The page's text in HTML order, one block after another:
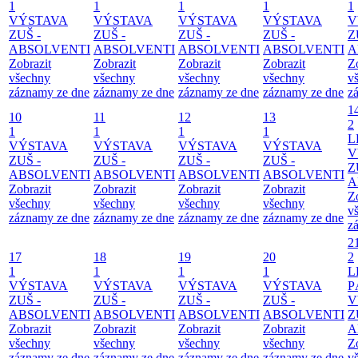
1
VÝSTAVA
ZUŠ -
ABSOLVENTI
Zobrazit
všechny
záznamy ze dne
1
VÝSTAVA
ZUŠ -
ABSOLVENTI
Zobrazit
všechny
záznamy ze dne
1
VÝSTAVA
ZUŠ -
ABSOLVENTI
Zobrazit
všechny
záznamy ze dne
1
VÝSTAVA
ZUŠ -
ABSOLVENTI
Zobrazit
všechny
záznamy ze dne
1
10
1
VÝSTAVA
ZUŠ -
ABSOLVENTI
Zobrazit
všechny
záznamy ze dne
11
1
VÝSTAVA
ZUŠ -
ABSOLVENTI
Zobrazit
všechny
záznamy ze dne
12
1
VÝSTAVA
ZUŠ -
ABSOLVENTI
Zobrazit
všechny
záznamy ze dne
13
1
VÝSTAVA
ZUŠ -
ABSOLVENTI
Zobrazit
všechny
záznamy ze dne
2
17
1
VÝSTAVA
ZUŠ -
ABSOLVENTI
Zobrazit
všechny
18
1
VÝSTAVA
ZUŠ -
ABSOLVENTI
Zobrazit
všechny
19
1
VÝSTAVA
ZUŠ -
ABSOLVENTI
Zobrazit
všechny
20
1
VÝSTAVA
ZUŠ -
ABSOLVENTI
Zobrazit
všechny
2